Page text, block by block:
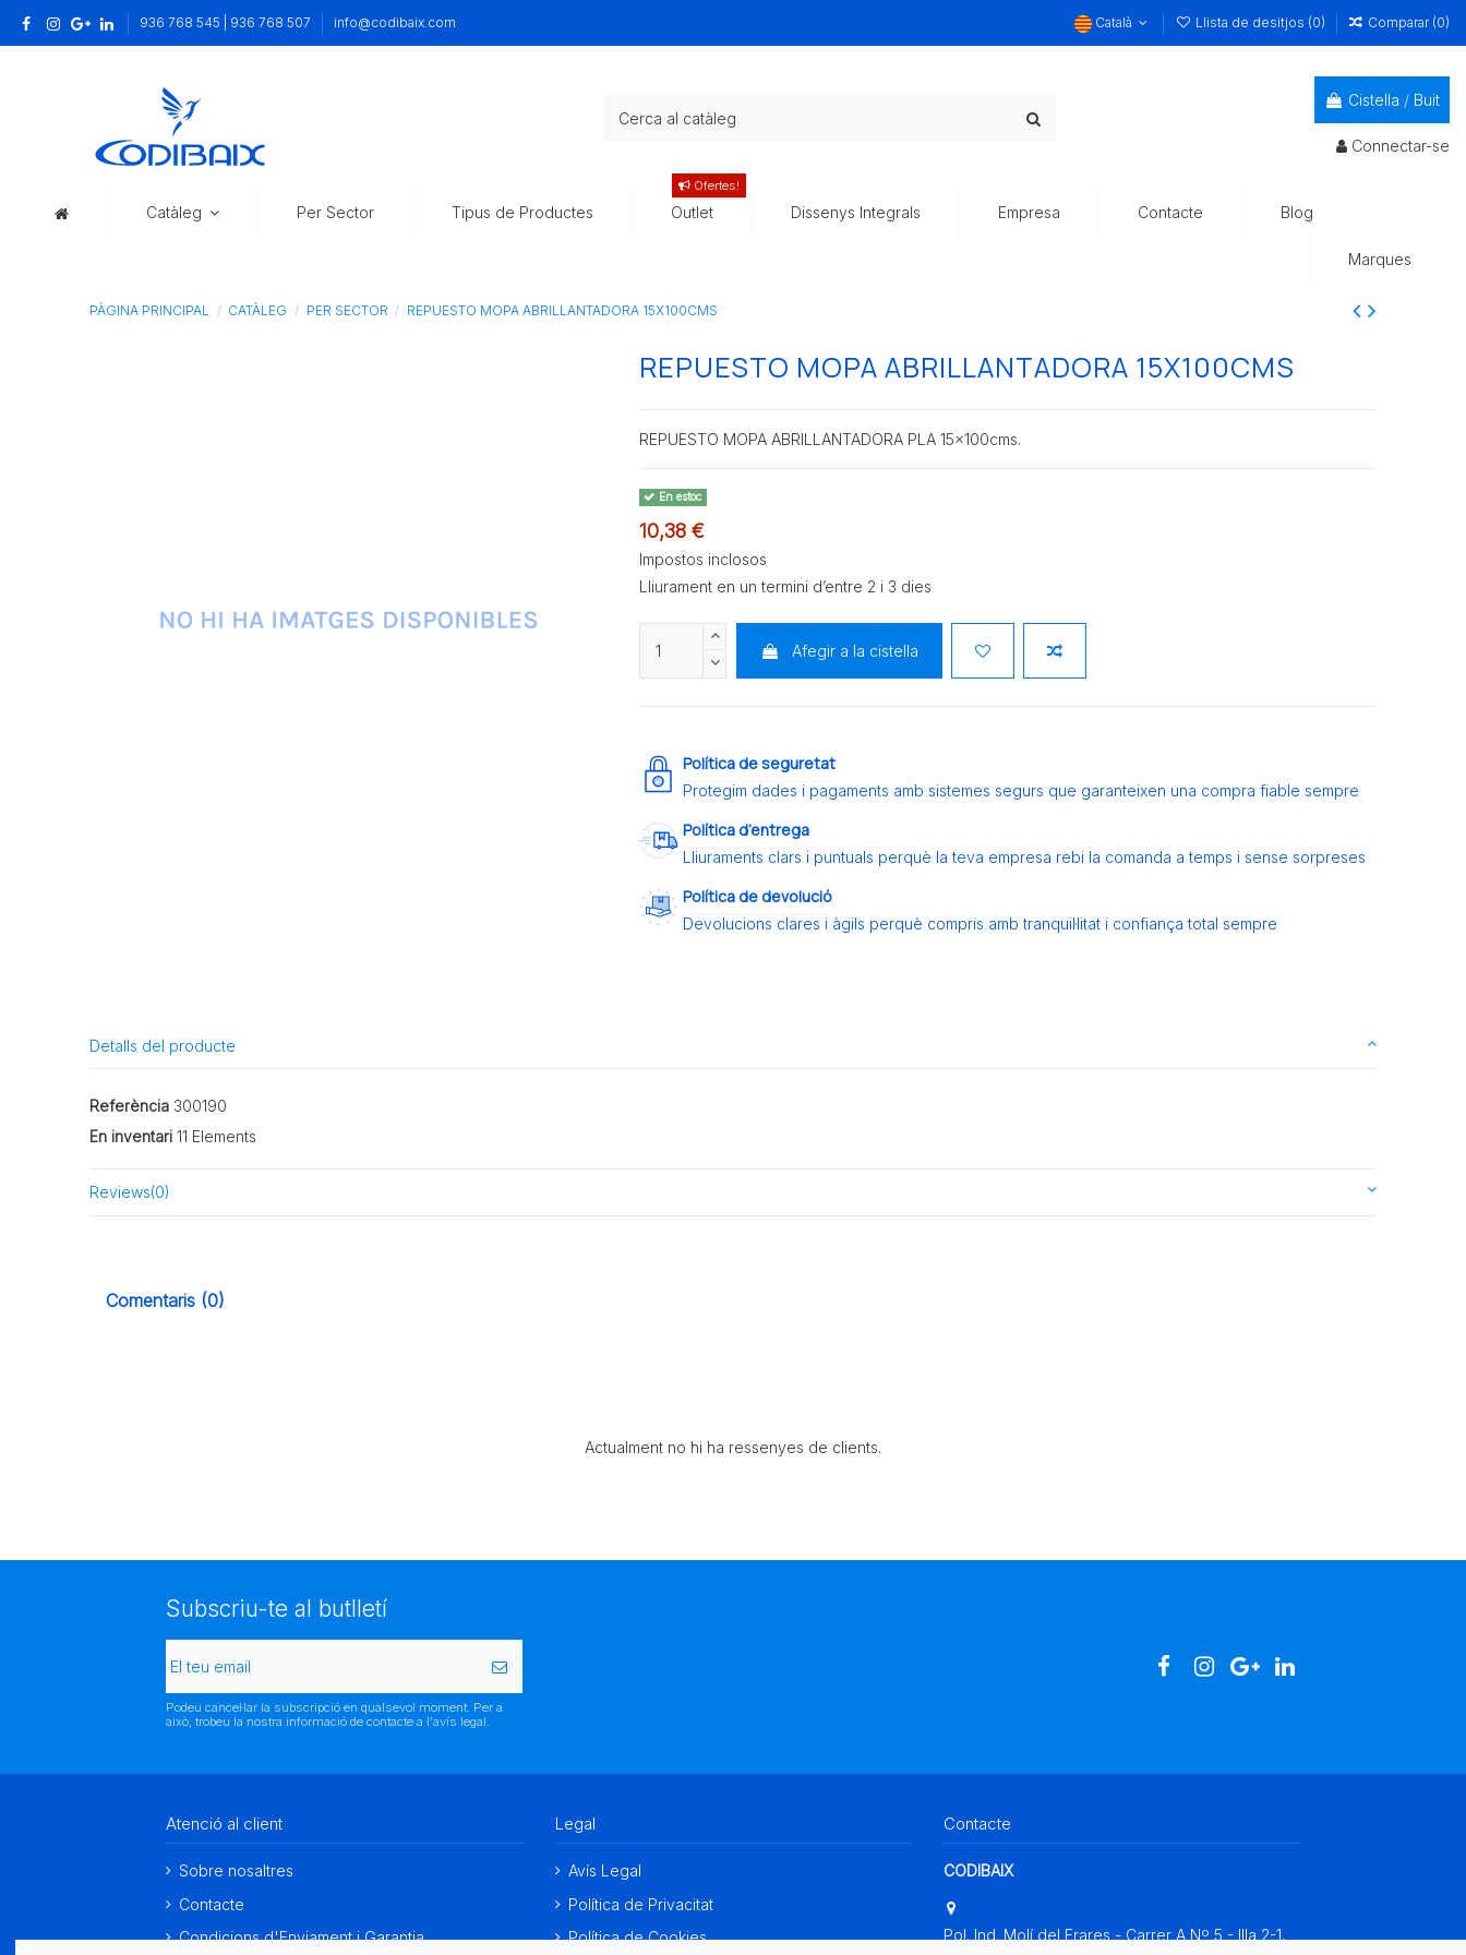
936 768 545 | 936 768 507 info@codibaix.com Català Llista de desitjos (0) Comparar (0)
Cistella / Buit
Connectar-se
Catàleg Per Sector Tipus de Productes Outlet
Ofertes!
Dissenys Integrals Empresa Contacte Blog
Marques
PÀGINA PRINCIPAL CATÀLEG PER SECTOR REPUESTO MOPA ABRILLANTADORA 15X100CMS
REPUESTO MOPA ABRILLANTADORA 15X100CMS
REPUESTO MOPA ABRILLANTADORA PLA 15x100cms.
En estoc
10,38 €
Impostos inclosos
Lliurament en un termini d’entre 2 i 3 dies
Afegir a la cistella
Política de seguretat
Protegim dades i pagaments amb sistemes segurs que garanteixen una compra fiable sempre
Política d’entrega
Lliuraments clars i puntuals perquè la teva empresa rebi la comanda a temps i sense sorpreses
Política de devolució
Devolucions clares i àgils perquè compris amb tranquil·litat i confiança total sempre
Detalls del producte
Referència 300190
En inventari 11 Elements
Reviews(0)
Comentaris (0)
Actualment no hi ha ressenyes de clients.
Subscriu-te al butlletí
Podeu cancel·lar la subscripció en qualsevol moment. Per a
això, trobeu la nostra informació de contacte a l'avís legal.
Atenció al client
Sobre nosaltres
Contacte
Condicions d'Enviament i Garantia
Legal
Avís Legal
Política de Privacitat
Política de Cookies
Contacte
CODIBAIX
Pol. Ind. Molí del Frares - Carrer A Nº 5 - Illa 2-1,